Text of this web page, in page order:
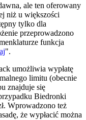
ale ten oferowany
niż u większości
tylko dla
przeprowadzono
funkcja
".
umożliwia wypłatę
limitu (obecnie
znajduje się
Biedronki
Wprowadzono też
że wypłacić można